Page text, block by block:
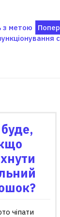
з метою
чіпати